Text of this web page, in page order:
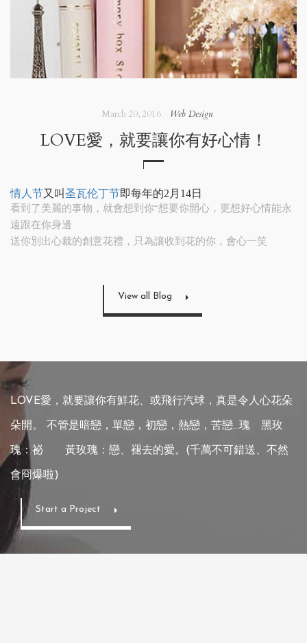
March 20, 2016 Web Design
LOVE愛，就要讓你有好心情！
情人节 又叫圣瓦伦丁节 即每年的2月14日
看到了美麗的事物，就會想到你~想要你開心，更想好心情能永
遠跟在你身邊
送你別出心裁的創意花禮，只為讓收到花的你，會心一笑
View all Blog
LOVE愛，就要讓你有鮮花、或飛行汽球，真是令人心花朵
朵開。 不管是暗戀，單戀，初戀，熱戀，苦戀...瑰 黑玫
瑰：祕 黃玫瑰：戀、褪去的愛。(千萬不可錯送、不然
會冏爆啦)
Start a Project